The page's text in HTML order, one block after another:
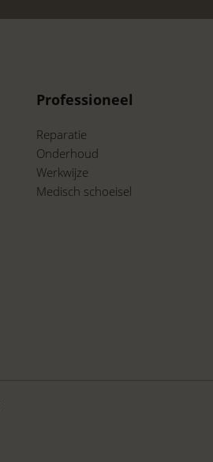
Professioneel
Reparatie
Onderhoud
Werkwijze
Medisch schoeisel